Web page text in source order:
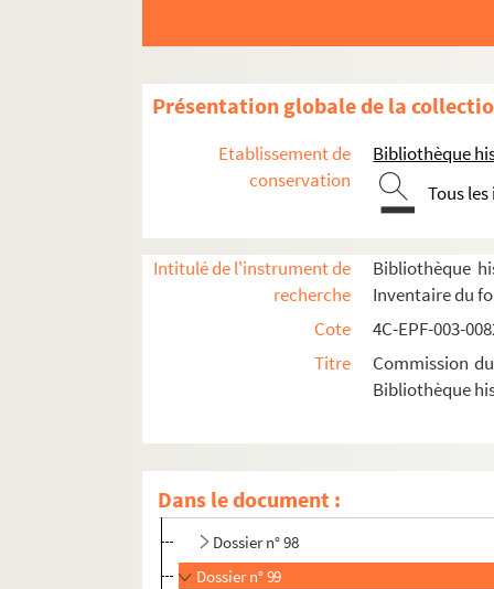
Présentation globale de la
Etablissement de
conservation
Bibliothèque
Tous
Intitulé de l'instrument de
recherche
Bibliothèque
Inventaire du
Cote
4C-EPF-003-
Titre
Commission
Bibliothèque
Dans le document :
Dossier n° 85
Dossier n° 87
Dossier n° 89
Dossier n° 90
Dossier n° 91
Dossier n° 95
Dossier n° 96
Dossier n° 97
Dossier n° 98
Dossier n° 99